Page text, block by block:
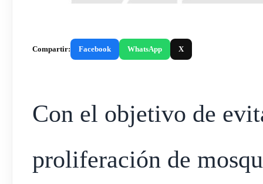
Compartir: Facebook WhatsApp X
Con el objetivo de
proliferación de